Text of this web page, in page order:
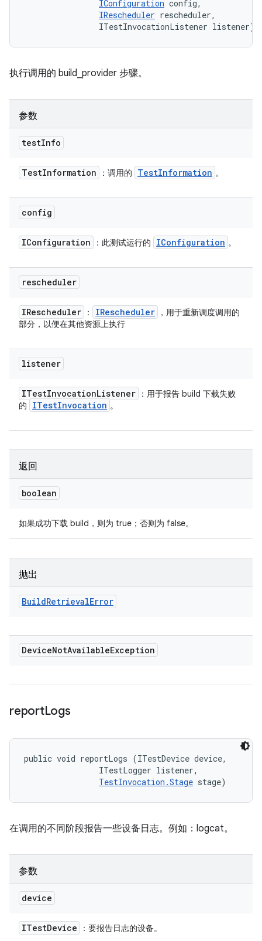
IConfiguration config,
IRescheduler rescheduler,
                ITestInvocationListener listener)
执行调用的 build_provider 步骤。
参数
testInfo
TestInformation ：调用的 TestInformation 。
config
IConfiguration ：此测试运行的 IConfiguration 。
rescheduler
IRescheduler ： IRescheduler
，用于重新调度调用的
部分，以便在其他资源上执行
listener
ITestInvocationListener
：用于报告 build 下载失败
的
ITestInvocation 。
返回
boolean
如果成功下载 build，则为 true；否则为 false。
抛出
BuildRetrievalError
DeviceNotAvailableException
reportLogs
public void reportLogs (ITestDevice device,
                ITestLogger listener,
TestInvocation.Stage stage)
在调用的不同阶段报告一些设备日志。例如：logcat。
参数
device
ITestDevice ：要报告日志的设备。